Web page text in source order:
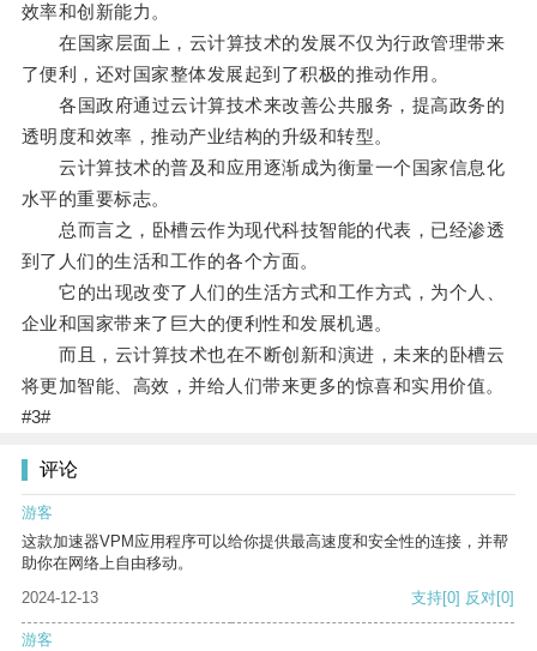
效率和创新能力。
在国家层面上，云计算技术的发展不仅为行政管理带来
了便利，还对国家整体发展起到了积极的推动作用。
各国政府通过云计算技术来改善公共服务，提高政务的
透明度和效率，推动产业结构的升级和转型。
云计算技术的普及和应用逐渐成为衡量一个国家信息化
水平的重要标志。
总而言之，卧槽云作为现代科技智能的代表，已经渗透
到了人们的生活和工作的各个方面。
它的出现改变了人们的生活方式和工作方式，为个人、
企业和国家带来了巨大的便利性和发展机遇。
而且，云计算技术也在不断创新和演进，未来的卧槽云
将更加智能、高效，并给人们带来更多的惊喜和实用价值。
#3#
评论
游客
这款加速器VPM应用程序可以给你提供最高速度和安全性的连接，并帮
助你在网络上自由移动。
2024-12-13
支持[0] 反对[0]
游客